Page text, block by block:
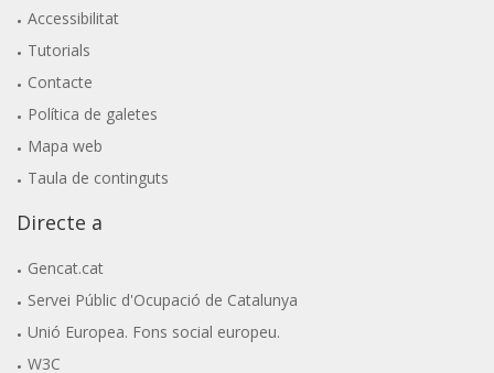
Accessibilitat
Tutorials
Contacte
Política de galetes
Mapa web
Taula de continguts
Directe a
Gencat.cat
Servei Públic d'Ocupació de Catalunya
Unió Europea. Fons social europeu.
W3C